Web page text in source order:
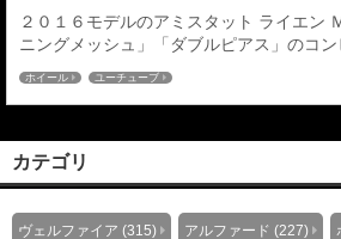
２０１６モデルのアミスタット ライエン
ニングメッシュ」「ダブルピアス」のコ
す「ライエン」独自の世界観が、さらに広
ッシュ・デザインを基調とし、断面には、
ニングで与えられる輝きで存在感を与え
FUJI CORPORATION...
ホイール ユーチューブ
カテゴリ
ヴェルファイア (315) アルファード (227)